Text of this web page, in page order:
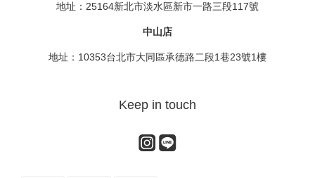
地址：25164新北市淡水區新市一路三段117號
中山店
地址：10353台北市大同區承德路二段1巷23號1樓
Keep in touch